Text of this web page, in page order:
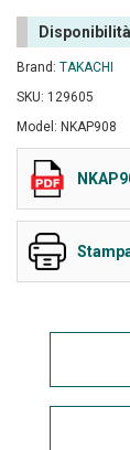
Brand: TAKACHI
SKU: 129605
Model: NKAP908